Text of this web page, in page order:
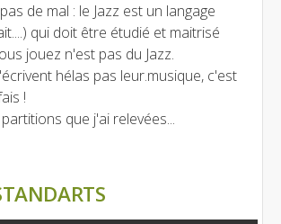
de mal : le Jazz est un langage
qui doit être étudié et maitrisé
jouez n'est pas du Jazz.
hélas pas leur.musique, c'est
!
que j'ai relevées...